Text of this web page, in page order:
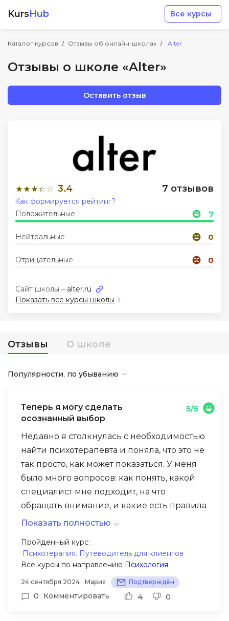
KursHub Все курсы
Каталог курсов Отзывы об онлайн-школах Alter
Отзывы о школе «Alter»
Оставить отзыв
3.4 7 отзывов
Положительные 7
Нейтральные 0
Отрицательные 0
Как формируется рейтинг?
Показать все курсы школы
Отзывы О школе
Сайт школы – alter.ru
Популярности, по убыванию
Теперь я могу сделать
осознанный выбор
5/5
Недавно я столкнулась с необходимостью
найти психотерапевта и поняла, что это не
так просто, как может показаться. У меня
было много вопросов: как понять, какой
специалист мне подходит, на что
обращать внимание, и какие есть правила
выбора. Поэтому я решила пройти курс на
в этом вопросе.
Курс оказался именно тем, что мне нужно.
Он не только объясняет, как правильно
формулировать запрос на терапию, но и
помогает понять, какие качества важны у
психотерапевта. Преподаватели дают
Показать полностью
Пройденный курс:
Психотерапия. Путеводитель для клиентов
Все курсы по направлению Психология
24 сентября 2024 Мария Подтверждён
0 Комментировать 4 0
Аналитика
Менеджмент
Детям
Акции и промокоды